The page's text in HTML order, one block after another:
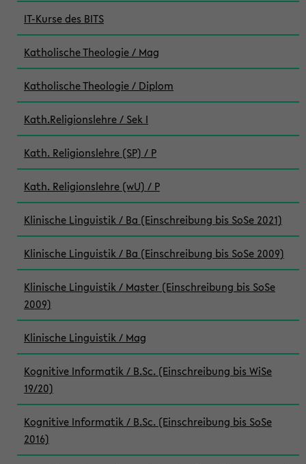
IT-Kurse des BITS
Katholische Theologie / Mag
Katholische Theologie / Diplom
Kath.Religionslehre / Sek I
Kath. Religionslehre (SP) / P
Kath. Religionslehre (wU) / P
Klinische Linguistik / Ba (Einschreibung bis SoSe 2021)
Klinische Linguistik / Ba (Einschreibung bis SoSe 2009)
Klinische Linguistik / Master (Einschreibung bis SoSe
2009)
Klinische Linguistik / Mag
Kognitive Informatik / B.Sc. (Einschreibung bis WiSe
19/20)
Kognitive Informatik / B.Sc. (Einschreibung bis SoSe
2016)